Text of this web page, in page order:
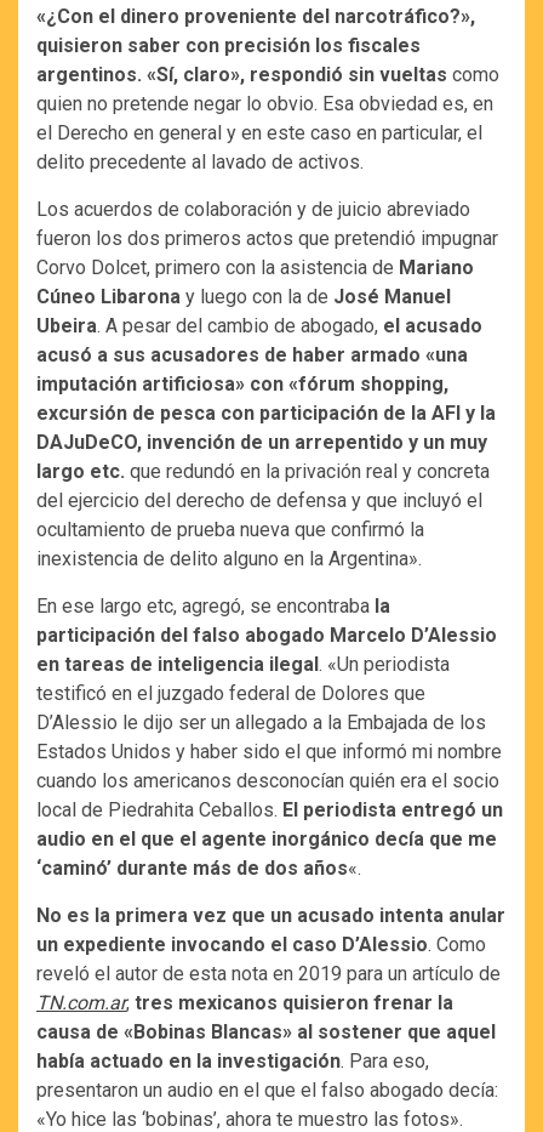
«¿Con el dinero proveniente del narcotráfico?»,
quisieron saber con precisión los fiscales
argentinos. «Sí, claro», respondió sin vueltas como
quien no pretende negar lo obvio. Esa obviedad es, en
el Derecho en general y en este caso en particular, el
delito precedente al lavado de activos.
Los acuerdos de colaboración y de juicio abreviado
fueron los dos primeros actos que pretendió impugnar
Corvo Dolcet, primero con la asistencia de Mariano
Cúneo Libarona y luego con la de José Manuel
Ubeira. A pesar del cambio de abogado, el acusado
acusó a sus acusadores de haber armado «una
imputación artificiosa» con «fórum shopping,
excursión de pesca con participación de la AFI y la
DAJuDeCO, invención de un arrepentido y un muy
largo etc. que redundó en la privación real y concreta
del ejercicio del derecho de defensa y que incluyó el
ocultamiento de prueba nueva que confirmó la
inexistencia de delito alguno en la Argentina».
En ese largo etc, agregó, se encontraba la
participación del falso abogado Marcelo D’Alessio
en tareas de inteligencia ilegal. «Un periodista
testificó en el juzgado federal de Dolores que
D’Alessio le dijo ser un allegado a la Embajada de los
Estados Unidos y haber sido el que informó mi nombre
cuando los americanos desconocían quién era el socio
local de Piedrahita Ceballos. El periodista entregó un
audio en el que el agente inorgánico decía que me
‘caminó’ durante más de dos años«.
No es la primera vez que un acusado intenta anular
un expediente invocando el caso D’Alessio. Como
reveló el autor de esta nota en 2019 para un artículo de
TN.com.ar, tres mexicanos quisieron frenar la
causa de «Bobinas Blancas» al sostener que aquel
había actuado en la investigación. Para eso,
presentaron un audio en el que el falso abogado decía:
«Yo hice las ‘bobinas’, ahora te muestro las fotos».